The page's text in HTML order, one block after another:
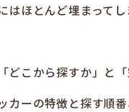
ほとんど埋まってし
どこから探すか」と
カーの特徴と探す順